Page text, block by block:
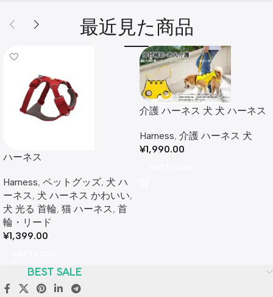
最近見た商品
ハーネス
Harness, ペットグッズ, 犬 ハ
ーネス, 犬 ハーネス かわいい,
犬 光る 首輪, 猫 ハーネス, 首
輪・リード
¥1,399.00
介護 ハーネス 犬​ 犬 ハーネス
歩行補助
Harness, 介護 ハーネス 犬​
¥1,990.00
BEST SALE